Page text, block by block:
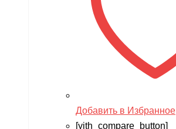
Добавить в Избранное
[yith_compare_button]